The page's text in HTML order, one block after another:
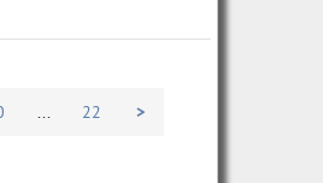
... 22 >